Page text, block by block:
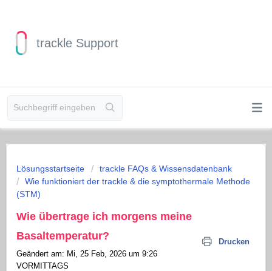
trackle Support
Lösungsstartseite
trackle FAQs & Wissensdatenbank
Wie funktioniert der trackle & die symptothermale Methode
(STM)
Wie übertrage ich morgens meine
Basaltemperatur?
Drucken
Geändert am: Mi, 25 Feb, 2026 um 9:26
VORMITTAGS